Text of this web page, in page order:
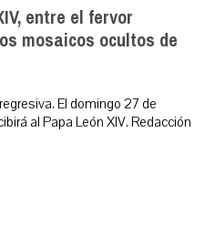
entre el fervor
mosaicos ocultos de
El domingo 27 de
al Papa León XIV. Redacción